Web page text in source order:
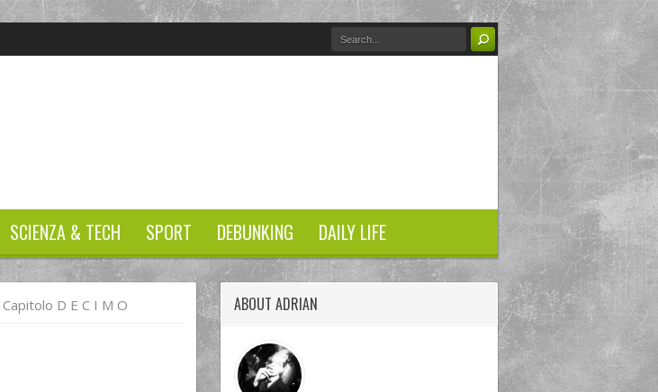
SCIENZA & TECH SPORT DEBUNKING DAILY LIFE
Capitolo D E C I M O ABOUT ADRIAN